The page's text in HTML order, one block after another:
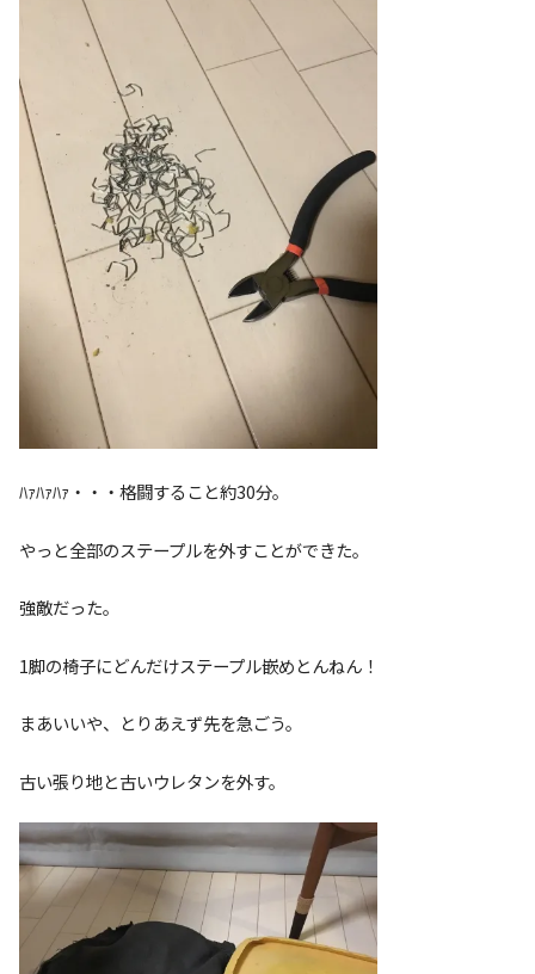
ﾊｧﾊｧﾊｧ・・・格闘すること約30分。
やっと全部のステープルを外すことができた。
強敵だった。
1脚の椅子にどんだけステープル嵌めとんねん！
まあいいや、とりあえず先を急ごう。
古い張り地と古いウレタンを外す。